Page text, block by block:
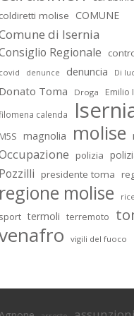
coldiretti molise COMUNE
di Isernia
Regionale
covid denunce denuncia Di
Donato Toma Droga Emilio
calenda
M5S magnolia molise
polizia
Pozzilli presidente toma
regione molise
sport termoli terremoto
vigili del fuoco